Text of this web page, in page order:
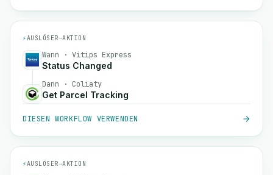
⚡AUSLÖSER→AKTION
Wann · Vitips Express
Status Changed
Dann · Coliaty
Get Parcel Tracking
DIESEN WORKFLOW VERWENDEN
⚡AUSLÖSER→AKTION